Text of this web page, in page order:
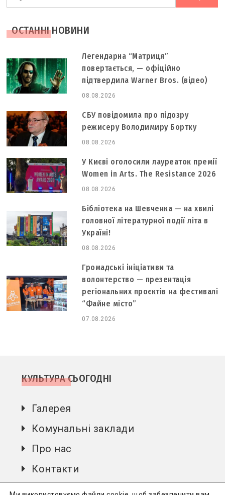
шукали
ОСТАННІ НОВИНИ
Легендарна “Матриця”
повертається, — офіційно
підтвердила Warner Bros. (відео)
08.08.2026
СБУ повідомила про підозру
режисеру Володимиру Бортку
08.08.2026
У Києві оголосили лауреаток премії
Women in Arts. The Resistance 2026
08.08.2026
Бібліотека на Шевченка — на хвилі
головної літературної події літа в
Україні!
08.08.2026
Громадські ініціативи та
волонтерство — презентація
регіональних проєктів на фестивалі
“Файне місто”
07.08.2026
КУЛЬТУРА СЬОГОДНІ
Галерея
Комунальні заклади
Про нас
Контакти